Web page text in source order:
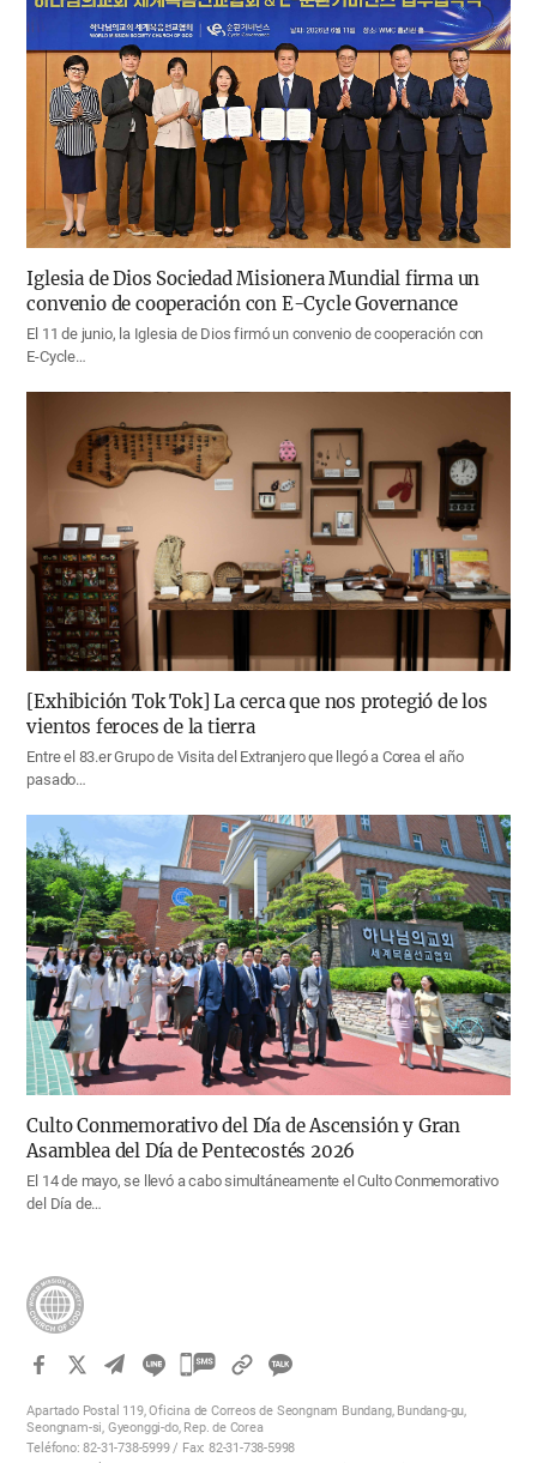
Iglesia de Dios Sociedad Misionera Mundial firma un
convenio de cooperación con E-Cycle Governance
El 11 de junio, la Iglesia de Dios firmó un convenio de cooperación con
E-Cycle…
[Exhibición Tok Tok] La cerca que nos protegió de los
vientos feroces de la tierra
Entre el 83.er Grupo de Visita del Extranjero que llegó a Corea el año
pasado…
Culto Conmemorativo del Día de Ascensión y Gran
Asamblea del Día de Pentecostés 2026
El 14 de mayo, se llevó a cabo simultáneamente el Culto Conmemorativo
del Día de…
카
오
톡
Apartado Postal 119, Oficina de Correos de Seongnam Bundang, Bundang-gu,
Seongnam-si, Gyeonggi-do, Rep. de Corea
Teléfono: 82-31-738-5999 / Fax: 82-31-738-5998